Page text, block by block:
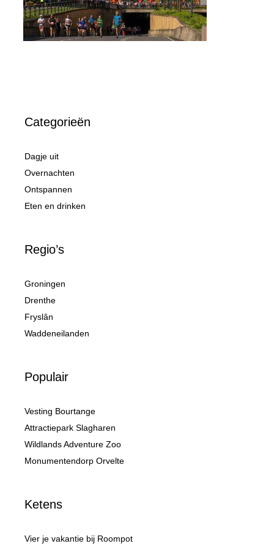
Categorieën
Dagje uit
Overnachten
Ontspannen
Eten en drinken
Regio’s
Groningen
Drenthe
Fryslân
Waddeneilanden
Populair
Vesting Bourtange
Attractiepark Slagharen
Wildlands Adventure Zoo
Monumentendorp Orvelte
Ketens
Vier je vakantie bij Roompot